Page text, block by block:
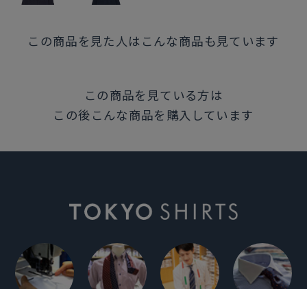
この商品を見た人はこんな商品も見ています
この商品を見ている方は
この後こんな商品を購入しています